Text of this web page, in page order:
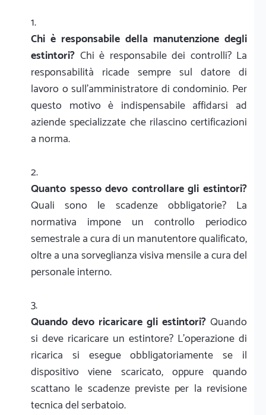
Chi è responsabile della manutenzione degli
estintori? Chi è responsabile dei controlli? La
responsabilità ricade sempre sul datore di
lavoro o sull'amministratore di condominio. Per
questo motivo è indispensabile affidarsi ad
aziende specializzate che rilascino certificazioni
a norma.
Quanto spesso devo controllare gli estintori?
Quali sono le scadenze obbligatorie? La
normativa impone un controllo periodico
semestrale a cura di un manutentore qualificato,
oltre a una sorveglianza visiva mensile a cura del
personale interno.
Quando devo ricaricare gli estintori? Quando
si deve ricaricare un estintore? L'operazione di
ricarica si esegue obbligatoriamente se il
dispositivo viene scaricato, oppure quando
scattano le scadenze previste per la revisione
tecnica del serbatoio.